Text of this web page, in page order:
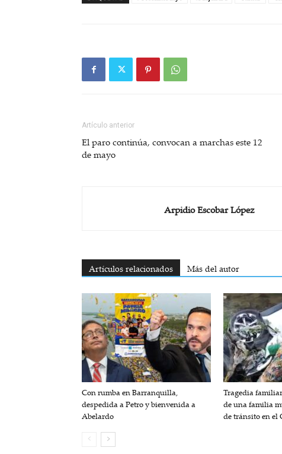
Artículo anterior
El paro continúa, convocan a marchas este 12
de mayo
Arpidio Escobar López
Artículos relacionados Más del autor
Con rumba en Barranquilla,
despedida a Petro y bienvenida a
Abelardo
Tragedia
de una familia
de tránsito en el